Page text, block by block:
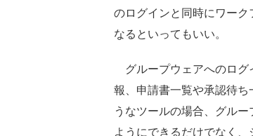
のログインと同時にワー
なるといってもいい。
グループウェアへのログ
報、申請書一覧や承認待
うなツールの場合、グル
ようにできるだけでなく